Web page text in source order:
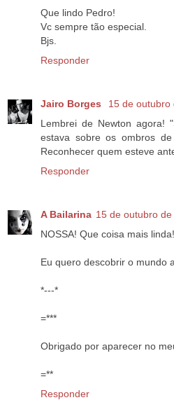
Que lindo Pedro!
Vc sempre tão especial.
Bjs.
Responder
Jairo Borges
15 de outubro
Lembrei de Newton agora!
estava sobre os ombros
Reconhecer quem esteve
Responder
A Bailarina 15 de outubro
NOSSA! Que coisa mais
Eu quero descobrir o mundo
*---*
=***
Obrigado por aparecer no
=**
Responder